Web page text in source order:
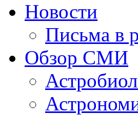
Новости
Письма в
Обзор СМИ